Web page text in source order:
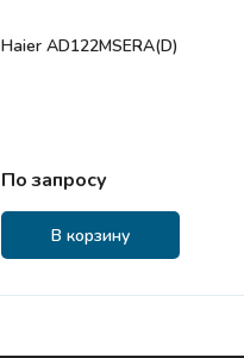
Haier AD122MSERA(D)
По запросу
В корзину